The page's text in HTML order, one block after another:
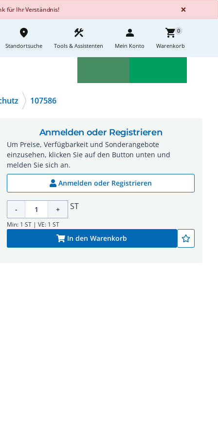
für Ihr Verständnis! ×
place
Standortsuche
construction
Tools & Assistenten
person
Mein Konto
shopping_cart0
Warenkorb
107586
Anmelden oder Registrieren
Um Preise, Verfügbarkeit und Sonderangebote
einzusehen, klicken Sie auf den Button unten und
melden Sie sich an.
Anmelden oder Registrieren
- + ST
Min: 1 ST | VE: 1 ST
In den Warenkorb